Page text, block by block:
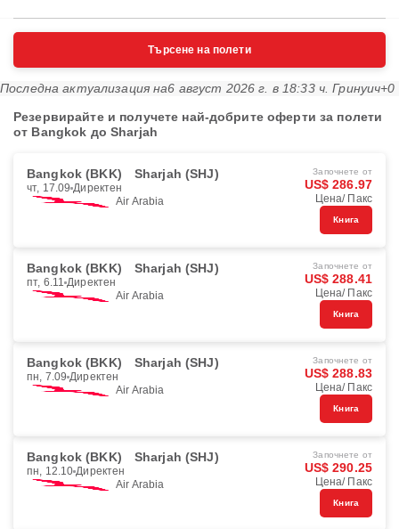
Търсене на полети
Последна актуализация на6 август 2026 г. в 18:33 ч. Гринуич+0
Резервирайте и получете най-добрите оферти за полети
от Bangkok до Sharjah
Bangkok (BKK) Sharjah (SHJ)
чт, 17.09 Директен
Air Arabia
Започнете от
US$ 286.97
Цена/ Пакс
Книга
Bangkok (BKK) Sharjah (SHJ)
пт, 6.11 Директен
Air Arabia
Започнете от
US$ 288.41
Цена/ Пакс
Книга
Bangkok (BKK) Sharjah (SHJ)
пн, 7.09 Директен
Air Arabia
Започнете от
US$ 288.83
Цена/ Пакс
Книга
Bangkok (BKK) Sharjah (SHJ)
пн, 12.10 Директен
Air Arabia
Започнете от
US$ 290.25
Цена/ Пакс
Книга